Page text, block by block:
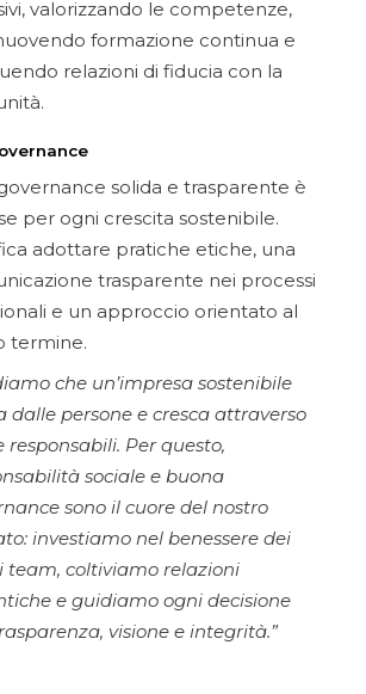
valorizzando le competenze,
formazione continua e
relazioni di fiducia con la
solida e trasparente è
per ogni crescita sostenibile.
adottare pratiche etiche, una
trasparente nei processi
e un approccio orientato al
termine.
che un’impresa sostenibile
dalle persone e cresca attraverso
responsabili. Per questo,
sociale e buona
sono il cuore del nostro
investiamo nel benessere dei
team, coltiviamo relazioni
e guidiamo ogni decisione
visione e integrità.”